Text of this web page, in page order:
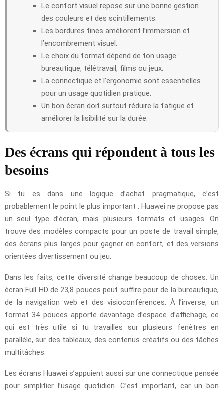
Le confort visuel repose sur une bonne gestion
des couleurs et des scintillements.
Les bordures fines améliorent l’immersion et
l’encombrement visuel.
Le choix du format dépend de ton usage :
bureautique, télétravail, films ou jeux.
La connectique et l’ergonomie sont essentielles
pour un usage quotidien pratique.
Un bon écran doit surtout réduire la fatigue et
améliorer la lisibilité sur la durée.
Des écrans qui répondent à tous les
besoins
Si tu es dans une logique d’achat pragmatique, c’est
probablement le point le plus important : Huawei ne propose pas
un seul type d’écran, mais plusieurs formats et usages. On
trouve des modèles compacts pour un poste de travail simple,
des écrans plus larges pour gagner en confort, et des versions
orientées divertissement ou jeu.
Dans les faits, cette diversité change beaucoup de choses. Un
écran Full HD de 23,8 pouces peut suffire pour de la bureautique,
de la navigation web et des visioconférences. À l’inverse, un
format 34 pouces apporte davantage d’espace d’affichage, ce
qui est très utile si tu travailles sur plusieurs fenêtres en
parallèle, sur des tableaux, des contenus créatifs ou des tâches
multitâches.
Les écrans Huawei s’appuient aussi sur une connectique pensée
pour simplifier l’usage quotidien. C’est important, car un bon